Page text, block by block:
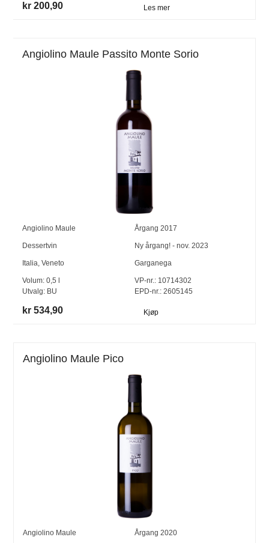
kr 200,90 Les mer
Angiolino Maule Passito Monte Sorio
Angiolino Maule Årgang 2017
Dessertvin Ny årgang! - nov. 2023
Italia,Veneto Garganega
Volum:0,5
Utvalg: BU
VP-nr.:10714302
EPD-nr.: 2605145
kr 534,90 Kjøp
Angiolino Maule Pico
Angiolino Maule Årgang 2020